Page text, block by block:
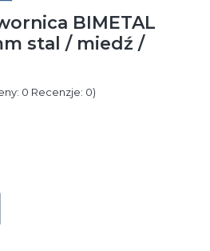
BIMETAL
stal / miedź /
0 Recenzje: 0)